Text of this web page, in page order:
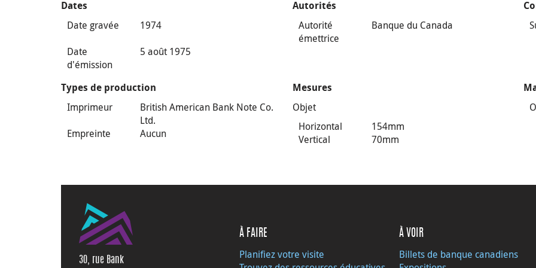
Dates
Date gravée
1974
Date
d'émission
5 août 1975
Autorités
Autorité
émettrice
Banque du Canada
Types de production
Imprimeur
British American Bank Note Co.
Ltd.
Empreinte
Aucun
Mesures
Objet
Horizontal
154mm
Vertical
70mm
30, rue Bank
À FAIRE
Planifiez votre visite
À VOIR
Billets de banque canadiens